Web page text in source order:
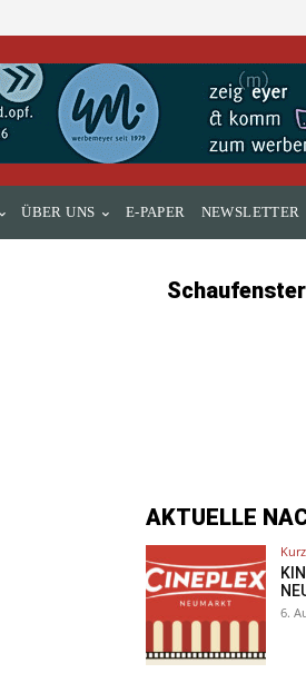
ÜBER UNS E-PAPER NEWSLETTER
AKTUELLE
6.